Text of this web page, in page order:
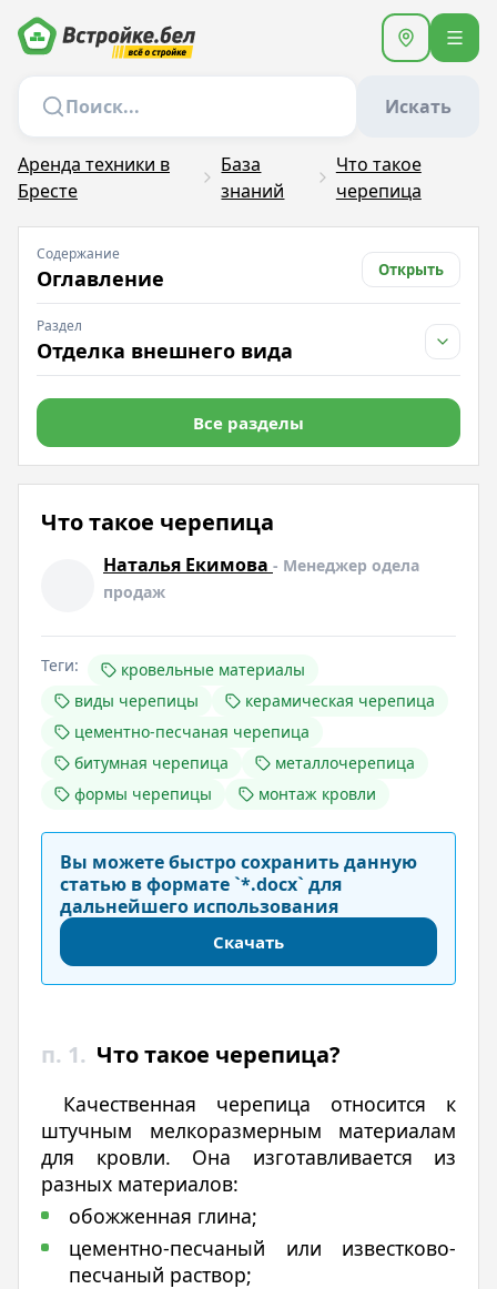
Искать
Аренда техники в
Бресте
База
знаний
Что такое
черепица
Содержание
Оглавление Открыть
Раздел
Отделка внешнего вида
Все разделы
Что такое черепица
Наталья Екимова - Менеджер одела
продаж
Теги:
кровельные материалы
виды черепицы
керамическая черепица
цементно-песчаная черепица
битумная черепица
металлочерепица
формы черепицы
монтаж кровли
Вы можете быстро сохранить данную
статью в формате `*.docx` для
дальнейшего использования
Скачать
п. 1. Что такое черепица?
Качественная черепица относится к
штучным мелкоразмерным материалам
для кровли. Она изготавливается из
разных материалов:
обожженная глина;
цементно-песчаный или известково-
песчаный раствор;